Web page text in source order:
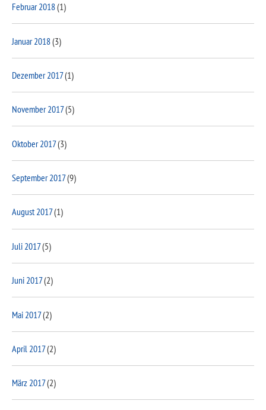
Februar 2018(1)
Januar 2018(3)
Dezember 2017(1)
November 2017(5)
Oktober 2017(3)
September 2017(9)
August 2017(1)
Juli 2017(5)
Juni 2017(2)
Mai 2017(2)
April 2017(2)
März 2017(2)